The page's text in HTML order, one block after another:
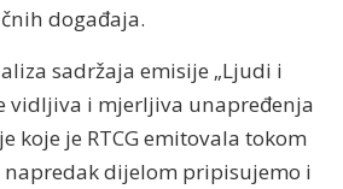
događaja.
sadržaja emisije „Ljudi i
vidljiva i mjerljiva unapređenja
koje je RTCG emitovala tokom
napredak dijelom pripisujemo i